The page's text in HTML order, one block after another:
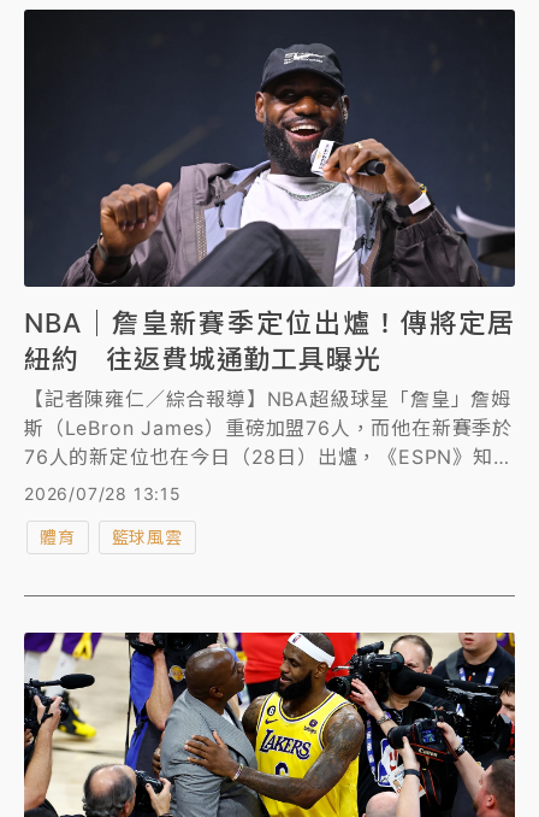
NBA｜詹皇新賽季定位出爐！傳將定居
紐約 往返費城通勤工具曝光
【記者陳雍仁／綜合報導】NBA超級球星「詹皇」詹姆
斯（LeBron James）重磅加盟76人，而他在新賽季於
76人的新定位也在今日（28日）出爐，《ESPN》知名
記者查拉尼亞（Shams Charania）爆料，詹姆斯將在
Nurse）戰術體系中的場上指揮官。
2026/07/28 13:15
體育 籃球風雲